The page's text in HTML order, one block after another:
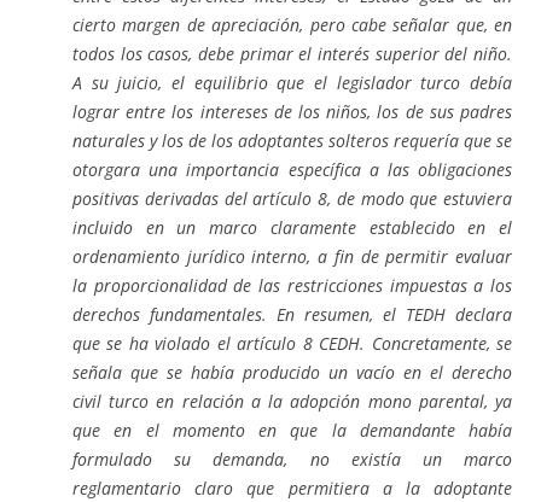
cierto margen de apreciación, pero cabe señalar que, en
todos los casos, debe primar el interés superior del niño.
A su juicio, el equilibrio que el legislador turco debía
lograr entre los intereses de los niños, los de sus padres
naturales y los de los adoptantes solteros requería que se
otorgara una importancia específica a las obligaciones
positivas derivadas del artículo 8, de modo que estuviera
incluido en un marco claramente establecido en el
ordenamiento jurídico interno, a fin de permitir evaluar
la proporcionalidad de las restricciones impuestas a los
derechos fundamentales. En resumen, el TEDH declara
que se ha violado el artículo 8 CEDH. Concretamente, se
señala que se había producido un vacío en el derecho
civil turco en relación a la adopción mono parental, ya
que en el momento en que la demandante había
formulado su demanda, no existía un marco
reglamentario claro que permitiera a la adoptante